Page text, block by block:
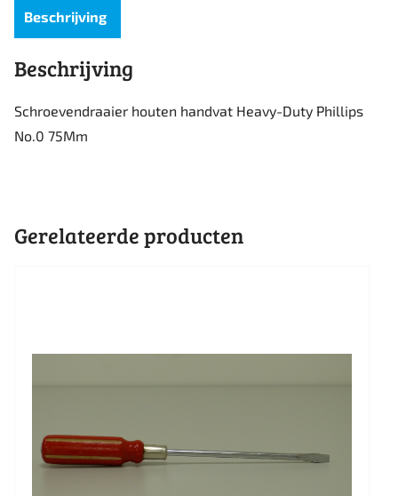
Beschrijving
Beschrijving
Schroevendraaier houten handvat Heavy-Duty Phillips
No.0 75Mm
Gerelateerde producten